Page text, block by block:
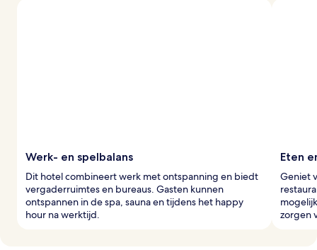
Werk- en spelbalans
Dit hotel combineert werk met ontspanning en biedt
vergaderruimtes en bureaus. Gasten kunnen
ontspannen in de spa, sauna en tijdens het happy
hour na werktijd.
Eten
Geniet
zorgen